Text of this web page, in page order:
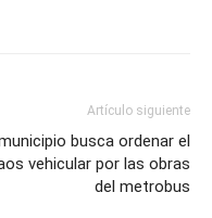
Artículo siguiente
busca ordenar el
vehicular por las obras
del metrobus